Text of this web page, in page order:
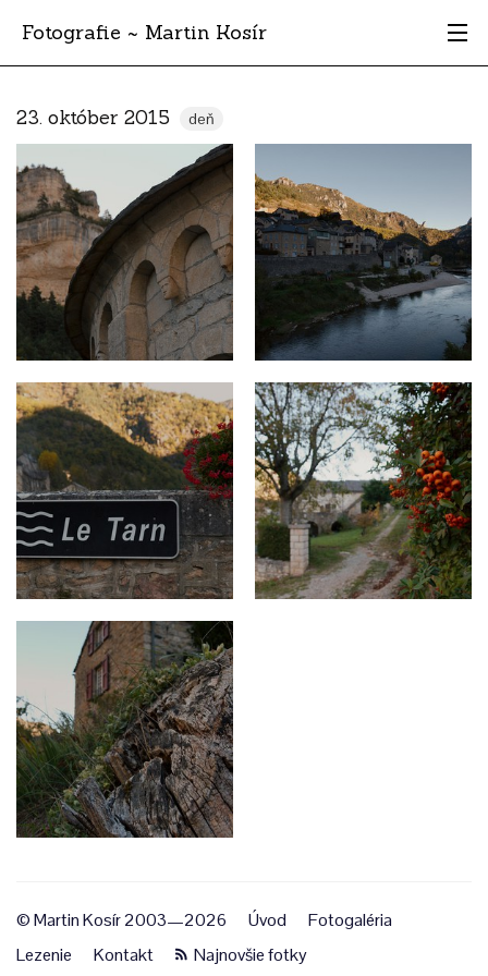
Fotografie ~ Martin Kosír
Albumy
Miesta
Archív
Vyhľadávanie
23. október 2015 deň
© Martin Kosír 2003—2026 Úvod
Fotogaléria
Lezenie
Kontakt Najnovšie fotky